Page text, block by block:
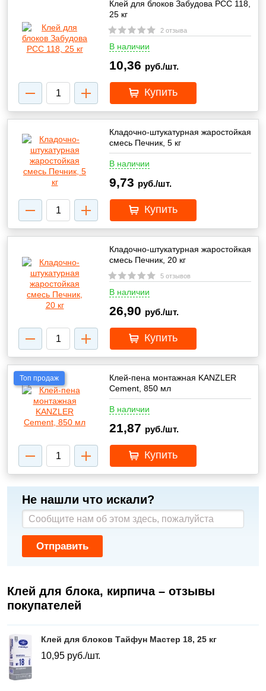
Клей для блоков Забудова РСС 118,
25 кг
2 отзыва
В наличии
10,36 руб./шт.
Купить
Кладочно-штукатурная жаростойкая
смесь Печник, 5 кг
В наличии
9,73 руб./шт.
Купить
Кладочно-штукатурная жаростойкая
смесь Печник, 20 кг
5 отзывов
В наличии
26,90 руб./шт.
Купить
Топ продаж
Клей-пена монтажная KANZLER
Cement, 850 мл
В наличии
21,87 руб./шт.
Купить
Не нашли что искали?
Отправить
Клей для блока, кирпича – отзывы
покупателей
Клей для блоков Тайфун Мастер 18, 25 кг
10,95 руб./шт.